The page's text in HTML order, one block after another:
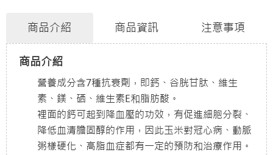
商品介紹 商品資訊 注意事項
商品介紹
營養成分含7種抗衰劑，即鈣、谷胱甘肽、維生
素、鎂、硒、維生素E和脂肪酸。
裡面的鈣可起到降血壓的功效，有促進細胞分裂、
降低血清膽固醇的作用，因此玉米對冠心病、動脈
粥樣硬化、高脂血症都有一定的預防和治療作用。